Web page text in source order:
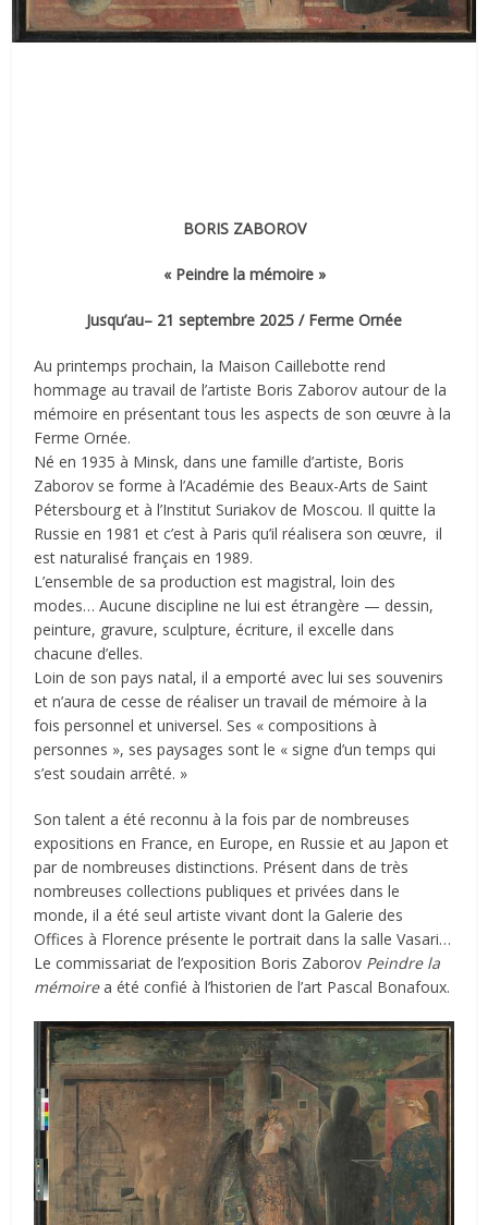
BORIS ZABOROV
« Peindre la mémoire »
Jusqu’au– 21 septembre 2025 / Ferme Ornée
Au printemps prochain, la Maison Caillebotte rend
hommage au travail de l’artiste Boris Zaborov autour de la
mémoire en présentant tous les aspects de son œuvre à la
Ferme Ornée.
Né en 1935 à Minsk, dans une famille d’artiste, Boris
Zaborov se forme à l’Académie des Beaux-Arts de Saint
Pétersbourg et à l’Institut Suriakov de Moscou. Il quitte la
Russie en 1981 et c’est à Paris qu’il réalisera son œuvre, il
est naturalisé français en 1989.
L’ensemble de sa production est magistral, loin des
modes… Aucune discipline ne lui est étrangère — dessin,
peinture, gravure, sculpture, écriture, il excelle dans
chacune d’elles.
Loin de son pays natal, il a emporté avec lui ses souvenirs
et n’aura de cesse de réaliser un travail de mémoire à la
fois personnel et universel. Ses « compositions à
personnes », ses paysages sont le « signe d’un temps qui
s’est soudain arrêté. »
Son talent a été reconnu à la fois par de nombreuses
expositions en France, en Europe, en Russie et au Japon et
par de nombreuses distinctions. Présent dans de très
nombreuses collections publiques et privées dans le
monde, il a été seul artiste vivant dont la Galerie des
Offices à Florence présente le portrait dans la salle Vasari…
Le commissariat de l’exposition Boris Zaborov Peindre la
mémoirea été confié à l’historien de l’art Pascal Bonafoux.